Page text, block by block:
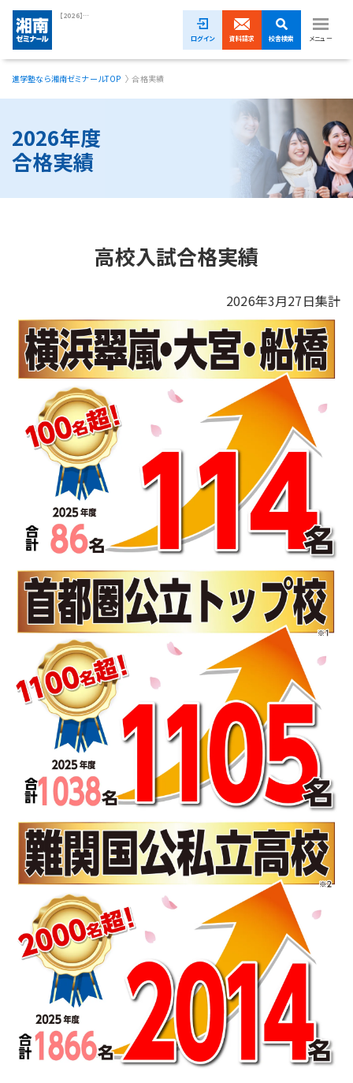
【2026】高校入試の合格実績｜湘南ゼミナール
ログイン 資料請求 校舎検索 メニュー
1ヵ月無料体験受付中！
中学生
校舎一覧
入試情報
湘ゼミとは？
資料請求・無料体験はこちら
お近くの校舎を探す
閉じる
進学塾なら湘南ゼミナールTOP 合格実績
2026年度
合格実績
高校入試合格実績
2026年3月27日集計